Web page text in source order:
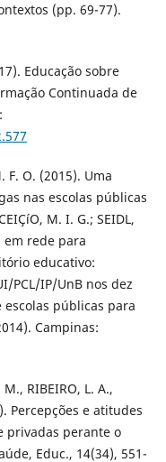
(pp. 69-77).
Educação sobre
Continuada de
F. O. (2015). Uma
nas escolas públicas
M. I. G.; SEIDL,
em rede para
educativo:
PCL/IP/UnB nos dez
públicas para
Campinas:
M., RIBEIRO, L. A.,
Percepções e atitudes
privadas perante o
Educ., 14(34), 551-